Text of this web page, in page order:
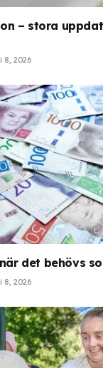
– stora
8, 2026
det behövs
8, 2026